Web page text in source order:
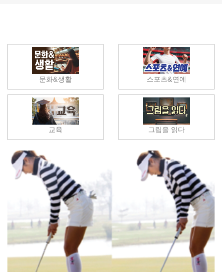
문화&생활 스포츠&연예
교육 그림을 읽다